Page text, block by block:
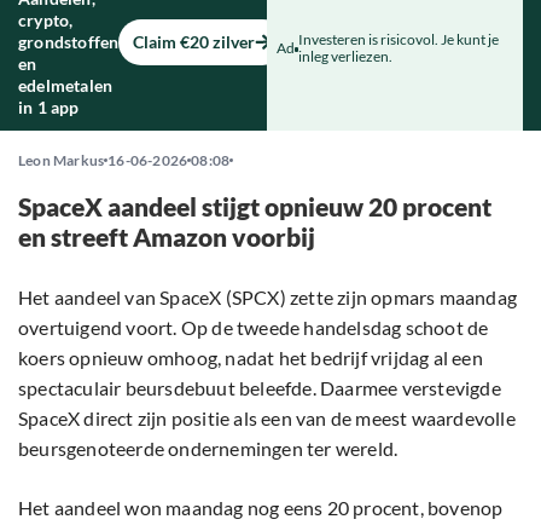
crypto,
grondstoffen
en
edelmetalen
in 1 app
Claim €20 zilver Ad Investeren is risicovol. Je kunt je
inleg verliezen.
Leon Markus 16-06-2026 08:08
SpaceX aandeel stijgt opnieuw 20 procent
en streeft Amazon voorbij
Het aandeel van SpaceX (SPCX) zette zijn opmars maandag
overtuigend voort. Op de tweede handelsdag schoot de
koers opnieuw omhoog, nadat het bedrijf vrijdag al een
spectaculair beursdebuut beleefde. Daarmee verstevigde
SpaceX direct zijn positie als een van de meest waardevolle
beursgenoteerde ondernemingen ter wereld.
Het aandeel won maandag nog eens 20 procent, bovenop